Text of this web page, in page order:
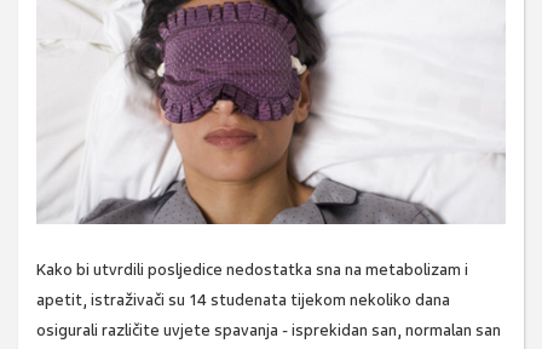
Kako bi utvrdili posljedice nedostatka sna na metabolizam i
apetit, istraživači su 14 studenata tijekom nekoliko dana
osigurali različite uvjete spavanja - isprekidan san, normalan san